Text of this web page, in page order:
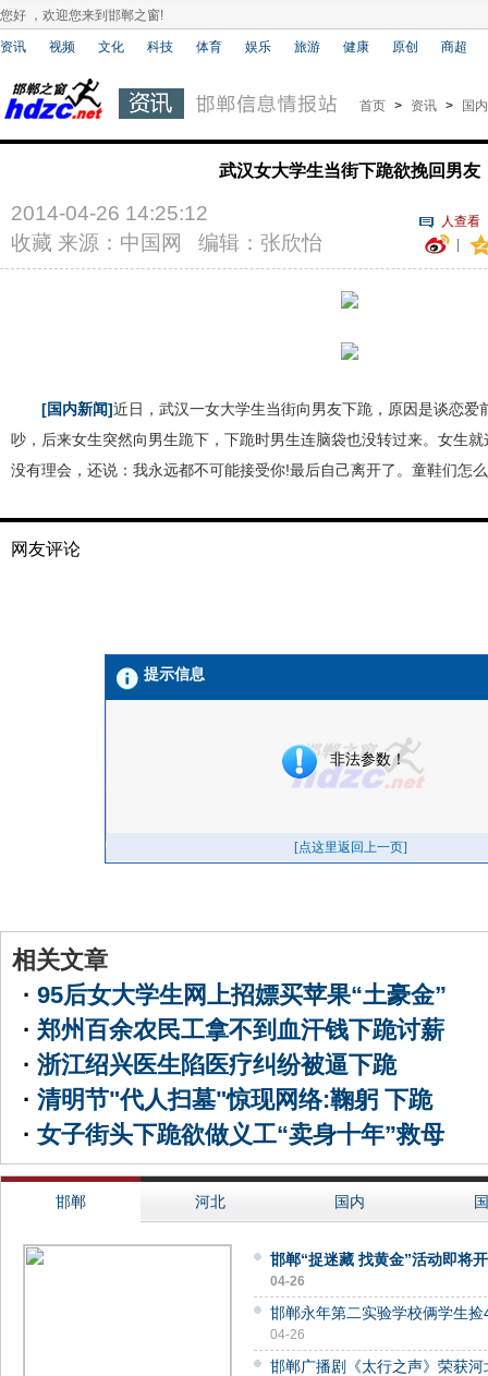
您好 ，欢迎您来到邯郸之窗!
资讯 视频 文化 科技 体育 娱乐 旅游 健康 原创 商超
首页 > 资讯 > 国内
武汉女大学生当街下跪欲挽回男友
人查看
2014-04-26 14:25:12
收藏 来源：中国网 编辑：张欣怡
[国内新闻]近日，武汉一女大学生当街向男友下跪，原因是谈恋爱
吵，后来女生突然向男生跪下，下跪时男生连脑袋也没转过来。女生
没有理会，还说：我永远都不可能接受你!最后自己离开了。童鞋们怎
网友评论
相关文章
· 95后女大学生网上招嫖买苹果“土豪金”
· 郑州百余农民工拿不到血汗钱下跪讨薪
· 浙江绍兴医生陷医疗纠纷被逼下跪
· 清明节"代人扫墓"惊现网络:鞠躬 下跪
· 女子街头下跪欲做义工“卖身十年”救母
邯郸 河北 国内
邯郸“捉迷藏 找黄金”活动即将
04-26
邯郸永年第二实验学校俩学生
04-26
邯郸广播剧《太行之声》荣获